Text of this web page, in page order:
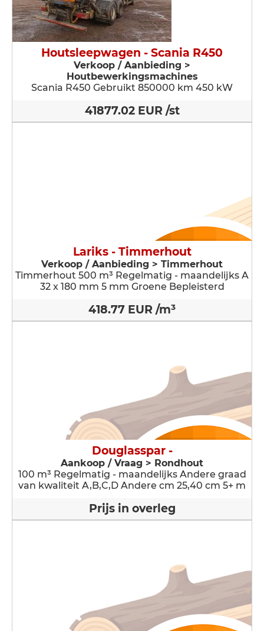
Houtsleepwagen - Scania R450
Verkoop / Aanbieding >
Houtbewerkingsmachines
Scania R450 Gebruikt 850000 km 450 kW
41877.02 EUR /st
Lariks - Timmerhout
Verkoop / Aanbieding > Timmerhout
Timmerhout 500 m³ Regelmatig - maandelijks A
32 x 180 mm 5 mm Groene Bepleisterd
418.77 EUR /m³
Douglasspar -
Aankoop / Vraag > Rondhout
100 m³ Regelmatig - maandelijks Andere graad
van kwaliteit A,B,C,D Andere cm 25,40 cm 5+ m
Prijs in overleg